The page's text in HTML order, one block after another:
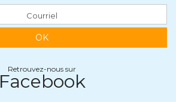
OK
Retrouvez-nous sur
Facebook